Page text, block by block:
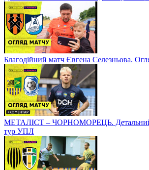
Благодійний матч Євгена Селезньова.
МЕТАЛІСТ – ЧОРНОМОРЕЦЬ. Детальний
тур УПЛ